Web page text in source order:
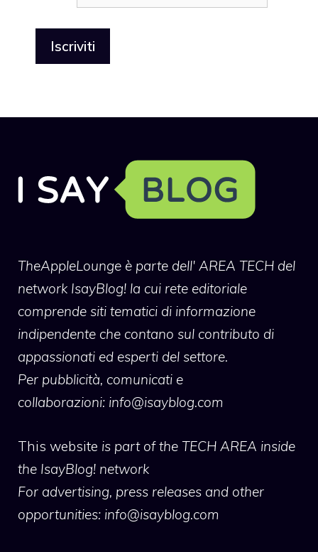
TheAppleLounge è parte dell' AREA TECH del
network IsayBlog! la cui rete editoriale
comprende siti tematici di informazione
indipendente che contano sul contributo di
appassionati ed esperti del settore.
Per pubblicità, comunicati e
collaborazioni: info@isayblog.com
This website is part of the TECH AREA inside
the IsayBlog! network
For advertising, press releases and other
opportunities: info@isayblog.com